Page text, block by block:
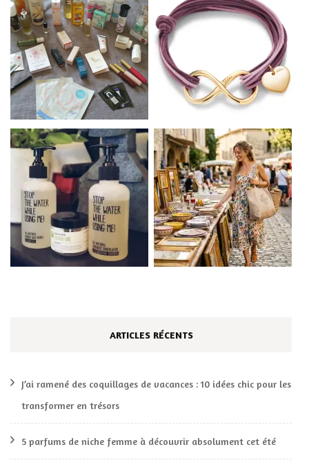
ARTICLES RÉCENTS
J’ai ramené des coquillages de vacances : 10 idées chic pour les
transformer en trésors
5 parfums de niche femme à découvrir absolument cet été